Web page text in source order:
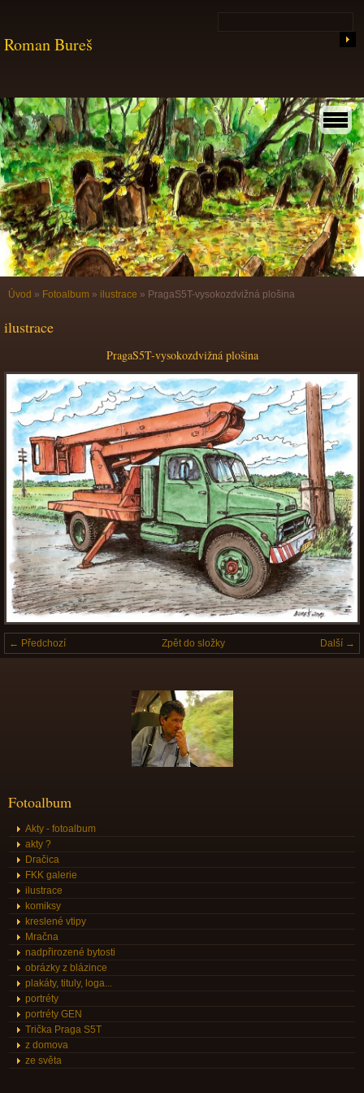
Roman Bureš
Úvod » Fotoalbum » ilustrace » PragaS5T-vysokozdvižná plošina
ilustrace
PragaS5T-vysokozdvižná plošina
← Předchozí Další →
Zpět do složky
Fotoalbum
Akty - fotoalbum
akty ?
Dračica
FKK galerie
ilustrace
komiksy
kreslené vtipy
Mračna
nadpřirozené bytosti
obrázky z blázince
plakáty, tituly, loga...
portréty
portréty GEN
Trička Praga S5T
z domova
ze světa